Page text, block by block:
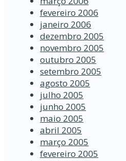
fevereiro 2006
janeiro 2006
dezembro 2005
novembro 2005
outubro 2005
setembro 2005
agosto 2005
julho 2005
junho 2005
maio 2005
abril 2005
março 2005
fevereiro 2005